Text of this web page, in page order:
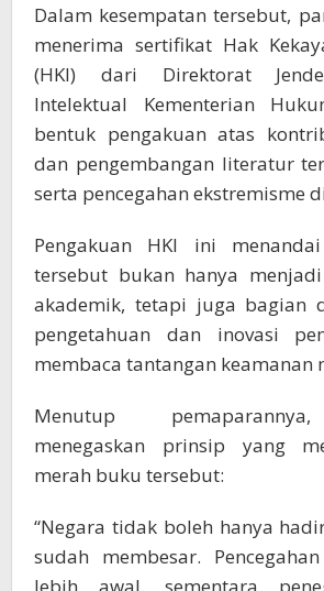
Dalam kesempatan tersebut,
menerima sertifikat Hak
(HKI) dari Direktorat
Intelektual Kementerian
bentuk pengakuan atas
dan pengembangan literatur
serta pencegahan ekstremisme
Pengakuan HKI ini
tersebut bukan hanya
akademik, tetapi juga bagian
pengetahuan dan inovasi
membaca tantangan keamanan
Menutup
menegaskan prinsip yang
merah buku tersebut:
“Negara tidak boleh hanya
sudah membesar.
lebih awal, sementara